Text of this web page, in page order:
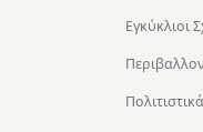
Εγκύκλιοι